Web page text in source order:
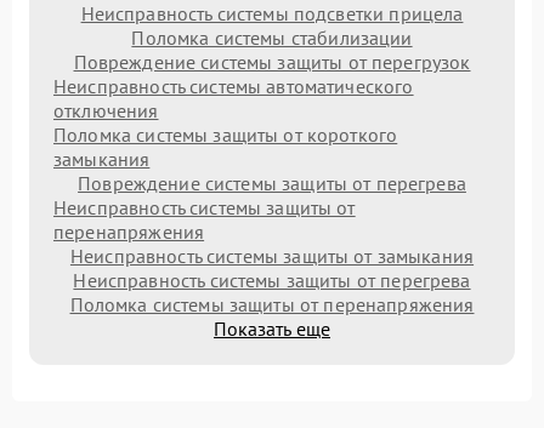
Неисправность системы подсветки прицела
Поломка системы стабилизации
Повреждение системы защиты от перегрузок
Неисправность системы автоматического
отключения
Поломка системы защиты от короткого
замыкания
Повреждение системы защиты от перегрева
Неисправность системы защиты от
перенапряжения
Неисправность системы защиты от замыкания
Неисправность системы защиты от перегрева
Поломка системы защиты от перенапряжения
Показать еще